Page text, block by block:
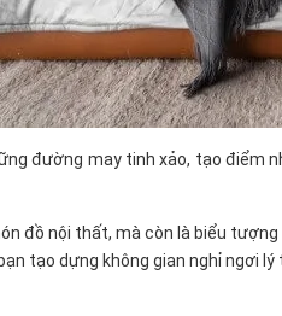
đường may tinh xảo, tạo điểm
đồ nội thất, mà còn là biểu
tạo dựng không gian nghỉ ngơi lý